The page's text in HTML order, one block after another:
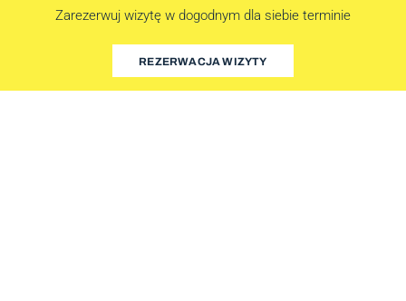
Zarezerwuj wizytę w dogodnym dla siebie terminie
REZERWACJA WIZYTY